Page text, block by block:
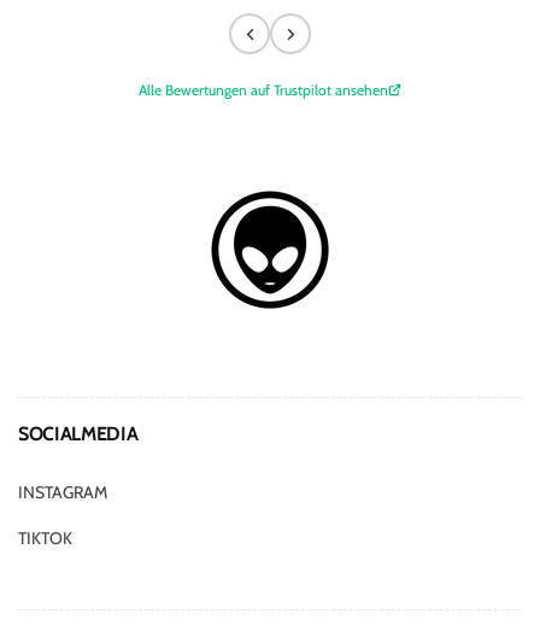
Alle Bewertungen auf Trustpilot ansehen
SOCIALMEDIA
INSTAGRAM
TIKTOK